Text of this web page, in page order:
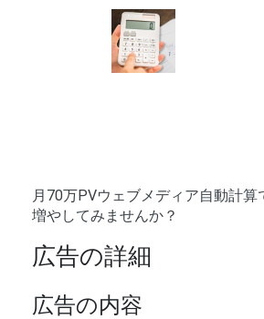
月70万PVウェブメディア自動計
増やしてみませんか？
広告の詳細
広告の内容